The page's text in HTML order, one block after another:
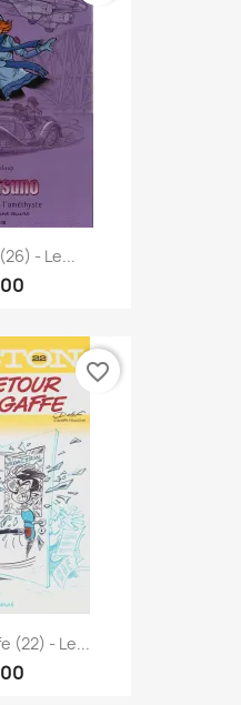
- Le...
(22) - Le...
favorite_border